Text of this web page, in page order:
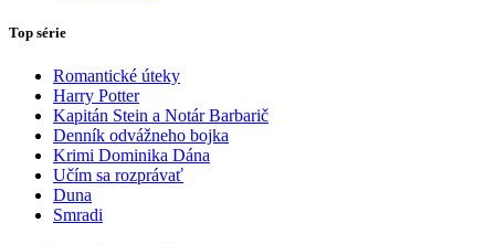
Top série
Romantické úteky
Harry Potter
Kapitán Stein a Notár Barbarič
Denník odvážneho bojka
Krimi Dominika Dána
Učím sa rozprávať
Duna
Smradi